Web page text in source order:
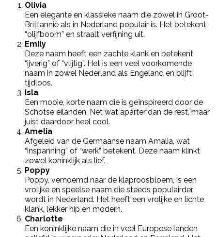
Olivia
Een elegante en klassieke naam die zowel in Groot-
Brittannië als in Nederland populair is. Het betekent
“olijfboom” en straalt verfijning uit.
Emily
Deze naam heeft een zachte klank en betekent
“ijverig” of “vlijtig”. Het is een veel voorkomende
naam in zowel Nederland als Engeland en blijft
tijdloos.
Isla
Een mooie, korte naam die is geïnspireerd door de
Schotse eilanden. Net wat aparter dan de rest, maar
juist daardoor heel cool.
Amelia
Afgeleid van de Germaanse naam Amalia, wat
“inspanning” of “werk” betekent. Deze naam klinkt
zowel koninklijk als lief.
Poppy
Poppy, vernoemd naar de klaproosbloem, is een
vrolijke en speelse naam die steeds populairder
wordt in Nederland. Het heeft een vrolijke en lichte
klank, lekker hip en modern.
Charlotte
Een koninklijke naam die in veel Europese landen